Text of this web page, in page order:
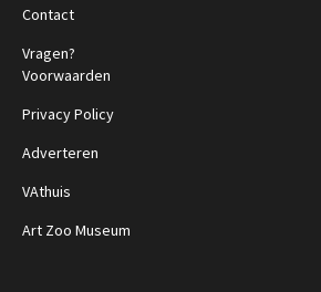
Contact
Vragen?
Voorwaarden
Privacy Policy
Adverteren
VAthuis
Art Zoo Museum